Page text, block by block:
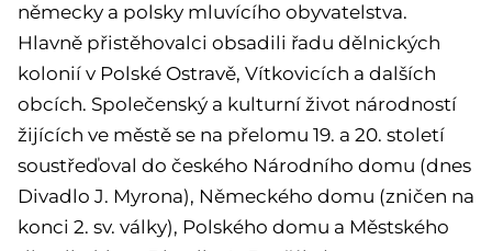
německy a polsky mluvícího obyvatelstva.
Hlavně přistěhovalci obsadili řadu dělnických
kolonií v Polské Ostravě, Vítkovicích a dalších
obcích. Společenský a kulturní život národností
žijících ve městě se na přelomu 19. a 20. století
soustřeďoval do českého Národního domu (dnes
Divadlo J. Myrona), Německého domu (zničen na
konci 2. sv. války), Polského domu a Městského